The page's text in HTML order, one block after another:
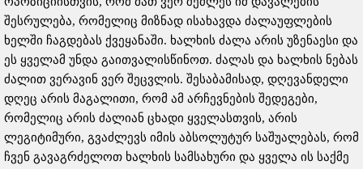
შესრულება, რომელიც მიზნად ისახავდა ძალაუფლების
ხელში ჩაგდებას ქვეყანაში. ხალხის ძალა არის უზენაესი და
ეს ყველამ უნდა გაითვალისწინოთ. ძალას და ხალხის ნებას
ძალით ვერავინ ვერ შეცვლის. შესაბამისად, დღევანდელი
დღეც არის მაგალითი, რომ ამ არჩევნების შედეგები,
რომელიც არის ძალიან ცხადი ყველასთვის, არის
ლეგიტიმური, გვაძლევს იმის აბსოლუტურ საშუალებას, რომ
ჩვენ გავაგრძელოთ ხალხის სამსახური და ყველა ის საქმე